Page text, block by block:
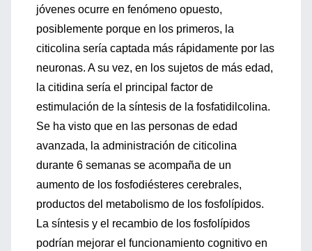
jóvenes ocurre en fenómeno opuesto,
posiblemente porque en los primeros, la
citicolina sería captada más rápidamente por las
neuronas. A su vez, en los sujetos de más edad,
la citidina sería el principal factor de
estimulación de la síntesis de la fosfatidilcolina.
Se ha visto que en las personas de edad
avanzada, la administración de citicolina
durante 6 semanas se acompaña de un
aumento de los fosfodiésteres cerebrales,
productos del metabolismo de los fosfolípidos.
La síntesis y el recambio de los fosfolípidos
podrían mejorar el funcionamiento cognitivo en